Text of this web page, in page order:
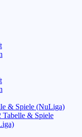
& Spiele (NuLiga)
Tabelle & Spiele